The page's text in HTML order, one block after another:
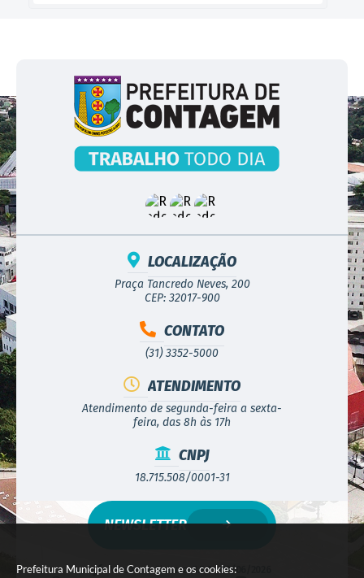
Prefeitura Municipal de Contagem e os cookies:
LOCALIZAÇÃO
Praça Tancredo Neves, 200
CEP: 32017-900
CONTATO
(31) 3352-5000
ATENDIMENTO
Atendimento de segunda-feira a sexta-
feira, das 8h às 17h
CNPJ
18.715.508/0001-31
Versão do Sistema:3.5.3 - 19/06/2026
NEWSLETTER